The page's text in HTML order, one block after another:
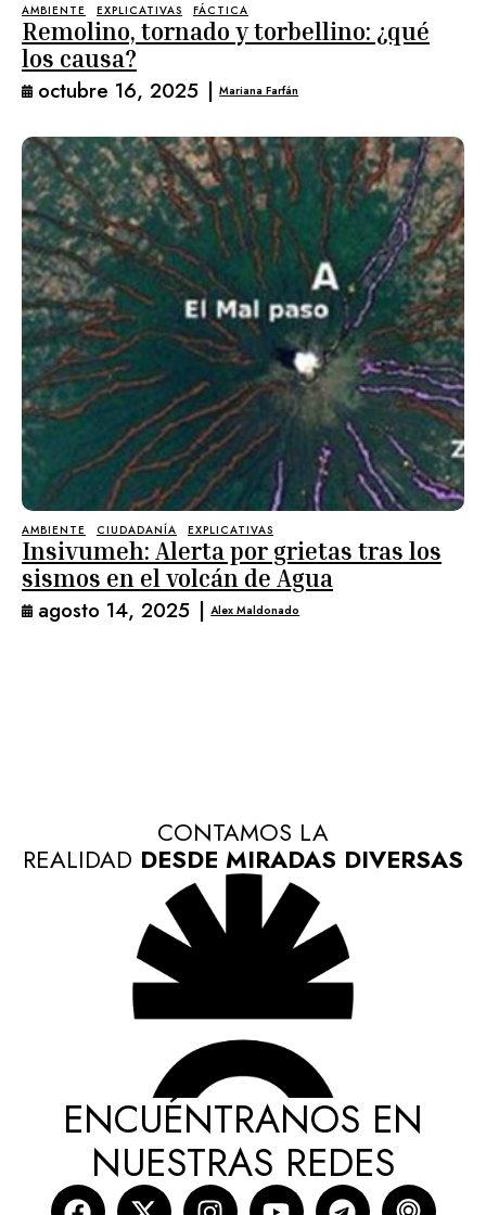
AMBIENTE EXPLICATIVAS FÁCTICA
Remolino, tornado y torbellino: ¿qué
los causa?
octubre 16, 2025 | Mariana Farfán
AMBIENTE CIUDADANÍA EXPLICATIVAS
Insivumeh: Alerta por grietas tras los
sismos en el volcán de Agua
agosto 14, 2025 | Alex Maldonado
CONTAMOS LA
REALIDAD DESDE MIRADAS DIVERSAS
ENCUÉNTRANOS EN
NUESTRAS REDES